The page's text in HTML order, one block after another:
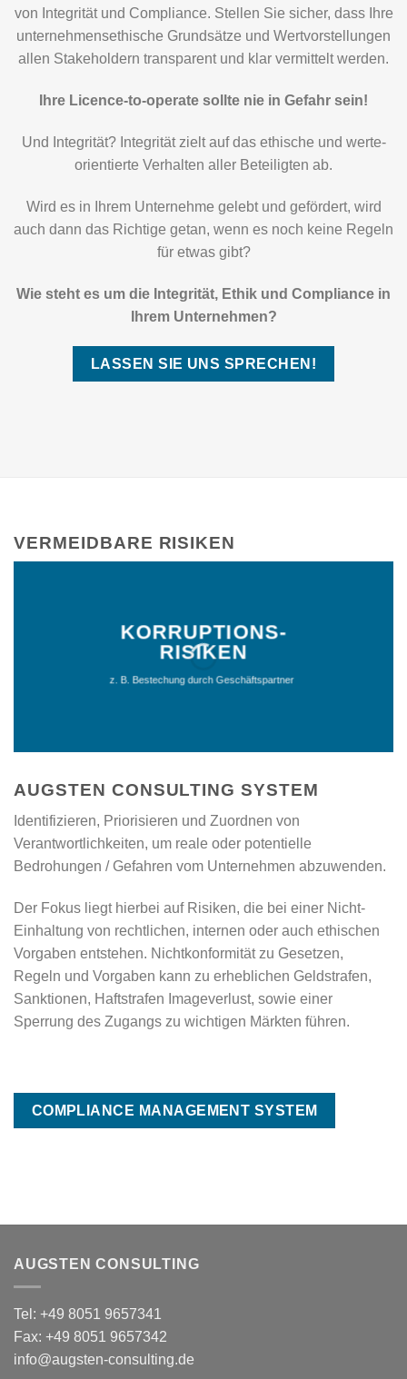
von Integrität und Compliance. Stellen Sie sicher, dass Ihre
unternehmensethische Grundsätze und Wertvorstellungen
allen Stakeholdern transparent und klar vermittelt werden.
Ihre Licence-to-operate sollte nie in Gefahr sein!
Und Integrität? Integrität zielt auf das ethische und werte-
orientierte Verhalten aller Beteiligten ab.
Wird es in Ihrem Unternehme gelebt und gefördert, wird
auch dann das Richtige getan, wenn es noch keine Regeln
für etwas gibt?
Wie steht es um die Integrität, Ethik und Compliance in
Ihrem Unternehmen?
LASSEN SIE UNS SPRECHEN!
AUGSTEN CONSULTING SYSTEM
Identifizieren, Priorisieren und Zuordnen von
Verantwortlichkeiten, um reale oder potentielle
Bedrohungen / Gefahren vom Unternehmen abzuwenden.
Der Fokus liegt hierbei auf Risiken, die bei einer Nicht-
Einhaltung von rechtlichen, internen oder auch ethischen
Vorgaben entstehen. Nichtkonformität zu Gesetzen,
Regeln und Vorgaben kann zu erheblichen Geldstrafen,
Sanktionen, Haftstrafen Imageverlust, sowie einer
Sperrung des Zugangs zu wichtigen Märkten führen.
COMPLIANCE MANAGEMENT SYSTEM
VERMEIDBARE RISIKEN
KORRUPTIONS-
RISIKEN
z. B. Bestechung durch Geschäftspartner
AUGSTEN CONSULTING
Tel: +49 8051 9657341
Fax: +49 8051 9657342
info@augsten-consulting.de